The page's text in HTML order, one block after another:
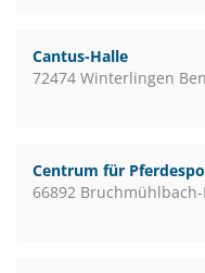
Cantus-Halle
72474 Winterlingen
Centrum für
66892